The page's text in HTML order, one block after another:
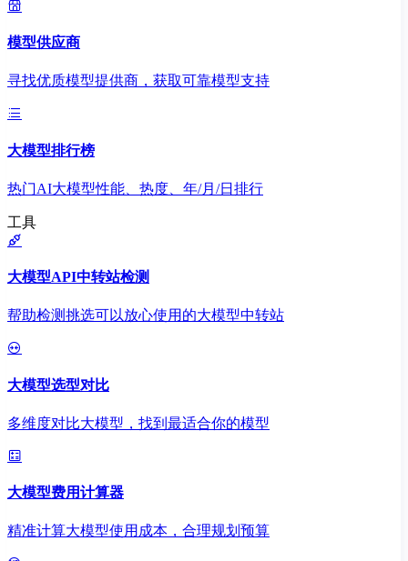
模型供应商
寻找优质模型提供商，获取可靠模型支持
大模型排行榜
热门AI大模型性能、热度、年/月/日排行
工具
大模型API中转站检测
帮助检测挑选可以放心使用的大模型中转站
大模型选型对比
多维度对比大模型，找到最适合你的模型
大模型费用计算器
精准计算大模型使用成本，合理规划预算